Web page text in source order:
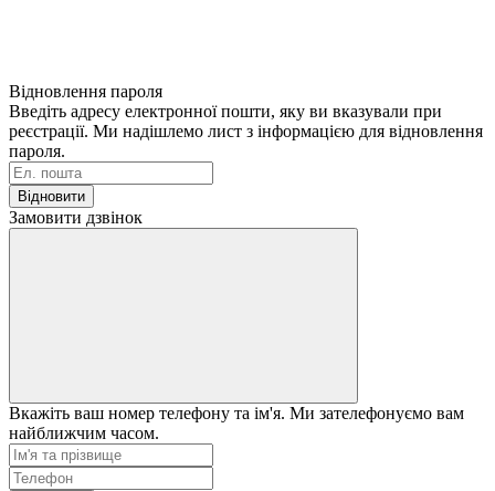
Відновлення пароля
Введіть адресу електронної пошти, яку ви вказували при
реєстрації. Ми надішлемо лист з інформацією для відновлення
пароля.
Відновити
Замовити дзвінок
Вкажіть ваш номер телефону та ім'я. Ми зателефонуємо вам
найближчим часом.